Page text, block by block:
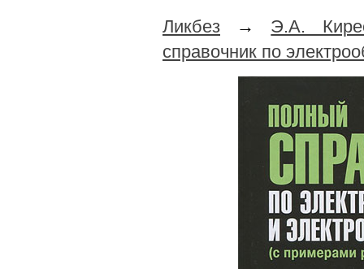
Ликбез → Э.А.
справочник по